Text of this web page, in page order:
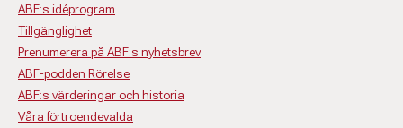
ABF:s idéprogram
Tillgänglighet
Prenumerera på ABF:s nyhetsbrev
ABF-podden Rörelse
ABF:s värderingar och historia
Våra förtroendevalda